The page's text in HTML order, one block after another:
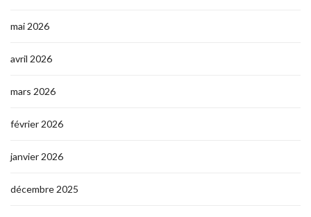
mai 2026
avril 2026
mars 2026
février 2026
janvier 2026
décembre 2025